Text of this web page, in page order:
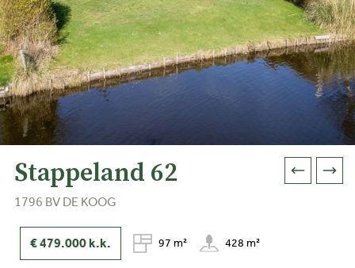
Stappeland 62
1796 BV DE KOOG
€ 479.000k.k. 97 m² 428 m²